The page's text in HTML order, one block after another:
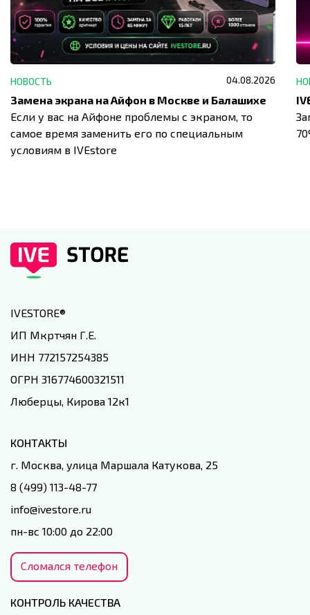
НОВОСТЬ 04.08.2026
Замена экрана на Айфон в Москве и Балашихе
Если у вас на Айфоне проблемы с экраном, то
самое время заменить его по специальным
условиям в IVEstore
IVESTORE®
ИП Мкртчян Г.Е.
ИНН 772157254385
ОГРН 316774600321511
Люберцы, Кирова 12к1
КОНТАКТЫ
г. Москва, улица Маршала Катукова, 25
8 (499) 113-48-77
info@ivestore.ru
пн-вс 10:00 до 22:00
Сломался телефон
КОНТРОЛЬ КАЧЕСТВА